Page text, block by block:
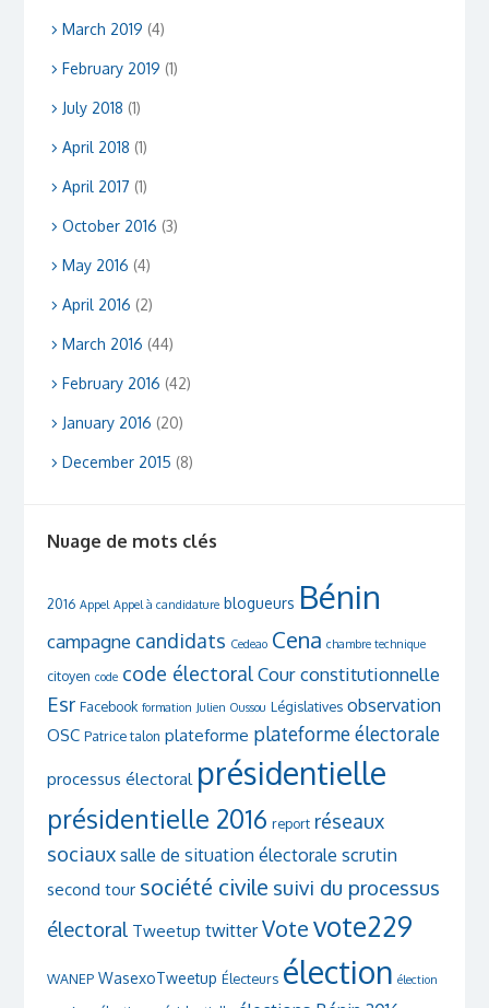
March 2019 (4)
February 2019 (1)
July 2018 (1)
April 2018 (1)
April 2017 (1)
October 2016 (3)
May 2016 (4)
April 2016 (2)
March 2016 (44)
February 2016 (42)
January 2016 (20)
December 2015 (8)
Nuage de mots clés
2016 Appel Appel à candidature blogueurs Bénin
campagne candidats Cedeao Cena chambre technique
citoyen code code électoral Cour constitutionnelle
Esr Facebook formation Julien Oussou Législatives observation
OSC Patrice talon plateforme plateforme électorale
processus électoral présidentielle
présidentielle 2016 report réseaux
sociaux salle de situation électorale scrutin
second tour société civile suivi du processus
électoral Tweetup twitter Votevote229
WANEP WasexoTweetup Électeurs élection élection